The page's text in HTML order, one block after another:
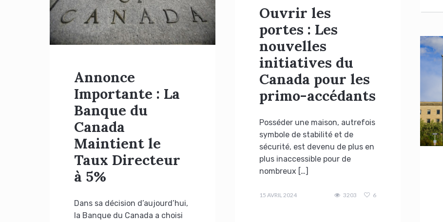
Ouvrir les
portes : Les
nouvelles
initiatives du
Canada pour les
primo-accédants
Posséder une maison, autrefois
symbole de stabilité et de
sécurité, est devenu de plus en
plus inaccessible pour de
nombreux […]
15 AVRIL 2024 3203 6
Annonce
Importante : La
Banque du
Canada
Maintient le
Taux Directeur
à 5%
Dans sa décision d’aujourd’hui,
la Banque du Canada a choisi